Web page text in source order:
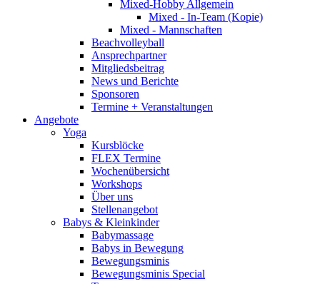
Mixed-Hobby Allgemein
Mixed - In-Team (Kopie)
Mixed - Mannschaften
Beachvolleyball
Ansprechpartner
Mitgliedsbeitrag
News und Berichte
Sponsoren
Termine + Veranstaltungen
Angebote
Yoga
Kursblöcke
FLEX Termine
Wochenübersicht
Workshops
Über uns
Stellenangebot
Babys & Kleinkinder
Babymassage
Babys in Bewegung
Bewegungsminis
Bewegungsminis Special